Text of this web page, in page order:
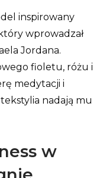
inspirowany
wprowadzał
Jordana.
fioletu, różu i
medytacji i
nadają mu
w